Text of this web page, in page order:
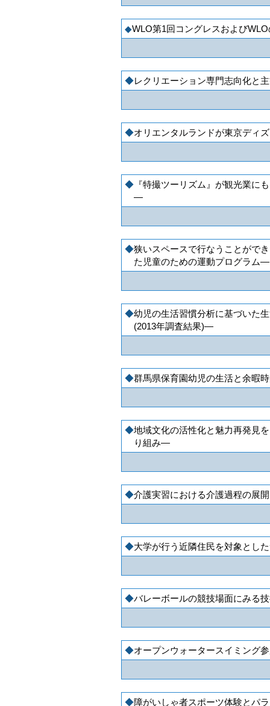
WLO第1回コングレスおよび
レクリエーション専門志向化と
オリエンタルランドが東京ディ
『特撮ツーリズム』が観光業に
―
狭いスペースで行なうことがで
た児童のための運動プログラム―
幼児の生活習慣分析に基づいた
(2013年調査結果)―
群馬県保育園幼児の生活と余暇
地域文化の活性化と魅力再発見
り組み―
介護実習における介護過程の展
大学が行う近隣住民を対象とし
バレーボールの競技場面にみる
オープンウォータースイミング
障がいしゃ者スポーツ体験とパ